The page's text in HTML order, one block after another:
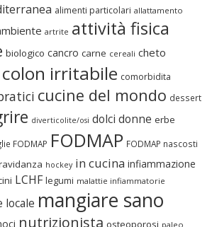
alimenti particolari allattamento
artrite attività fisica
biologico cancro carne cereali cheto
colon irritabile comorbidita
cucine del mondo dessert
diverticolite/osi dolci donne erbe
FODMAP FODMAP FODMAP nascosti
hockey in cucina infiammazione
LCHF legumi malattie infiammatorie
locale mangiare sano
nutrizionista osteoporosi paleo